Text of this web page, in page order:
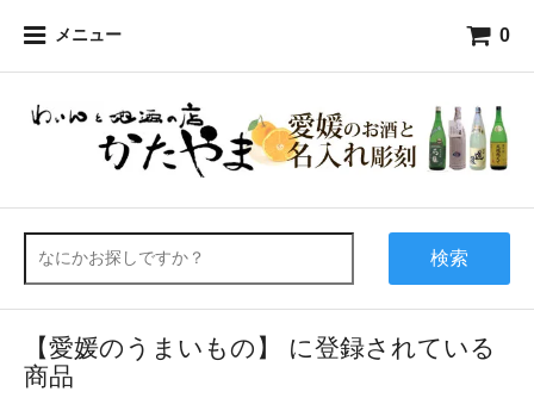
メニュー 0
検索
【愛媛のうまいもの】 に登録されている
商品